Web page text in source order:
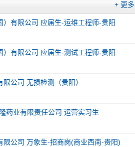
+ 更多
）有限公司 应届生-运维工程师-贵阳
）有限公司 应届生-测试工程师-贵阳
公司 无损检测（贵阳）
药业有限责任公司 运营实习生
限公司 万象生-招商岗(商业西南-贵阳)